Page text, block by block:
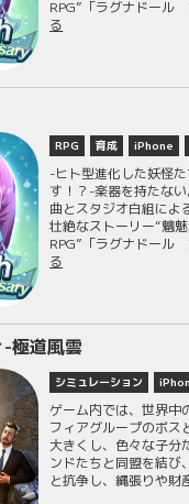
RPG”「ラグナドール
る
RPG 育成 iPhone
-ヒト型進化した妖怪
す！？-楽器を持たな
曲とスタジオ白組によ
壮絶なストーリー“魑
RPG”「ラグナドール
る
-極道風雲
シミュレーション
ゲーム内では、世界中
フィアグループのボス
大きくし、色々な子分
ンドたちと同盟を結び
と抗争し、縄張りや財